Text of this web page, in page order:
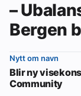
–
Bergen
Nytt om navn
Blir ny
Community